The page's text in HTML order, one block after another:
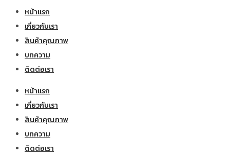
หน้าแรก
เกี่ยวกับเรา
สินค้าคุณภาพ
บทความ
ติดต่อเรา
หน้าแรก
เกี่ยวกับเรา
สินค้าคุณภาพ
บทความ
ติดต่อเรา